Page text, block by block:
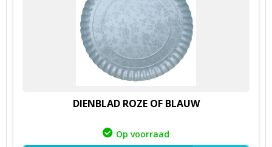
DIENBLAD ROZE OF BLAUW
Op voorraad